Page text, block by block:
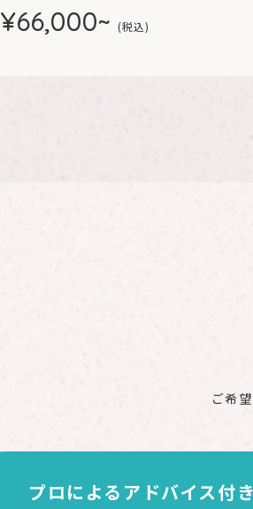
¥66,000~ (税込)
ご希
プロによる アドバイス付